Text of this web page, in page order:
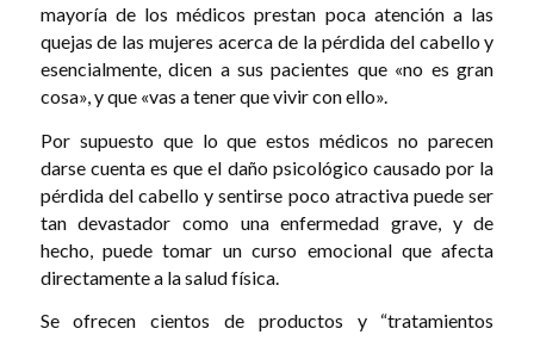
mayoría de los médicos prestan poca atención a las
quejas de las mujeres acerca de la pérdida del cabello y
esencialmente, dicen a sus pacientes que «no es gran
cosa», y que «vas a tener que vivir con ello».
Por supuesto que lo que estos médicos no parecen
darse cuenta es que el daño psicológico causado por la
pérdida del cabello y sentirse poco atractiva puede ser
tan devastador como una enfermedad grave, y de
hecho, puede tomar un curso emocional que afecta
directamente a la salud física.
Se ofrecen cientos de productos y “tratamientos